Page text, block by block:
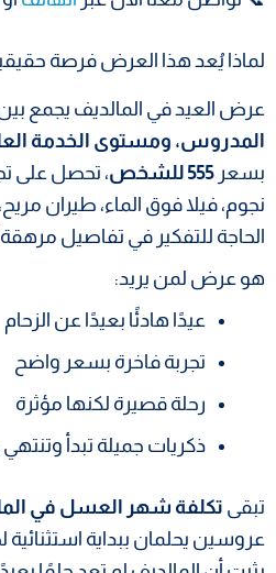
لماذا يُعد هذا العرض فرصة
عرض العيد في المالديف يجمع
المدروس، ومستوى الخدمة
بسعر 555 للشخص
نجوم، فيلا فوق الماء، طيران
الحاجة للتفكير في تفاصيل
هو عرض لمن يريد:
عيدًا هادئًا بعيدًا عن الزحام
تجربة فاخرة بسعر واضح
رحلة قصيرة لكنها مؤثرة
ذكريات جميلة تبدأ وتنتهي
تبقى تكلفة شهر العسل في
عروسين يحلمان ببداية استثنائية